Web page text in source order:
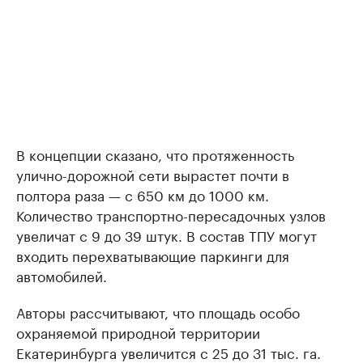
В концепции сказано, что протяженность
улично-дорожной сети вырастет почти в
полтора раза — с 650 км до 1000 км.
Количество транспортно-пересадочных узлов
увеличат с 9 до 39 штук. В состав ТПУ могут
входить перехватывающие паркинги для
автомобилей.
Авторы рассчитывают, что площадь особо
охраняемой природной территории
Екатеринбурга увеличится с 25 до 31 тыс. га.